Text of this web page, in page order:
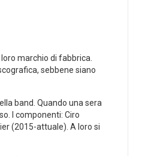
marchio di fabbrica.
sebbene siano
band. Quando una sera
I componenti: Ciro
(2015-attuale). A loro si